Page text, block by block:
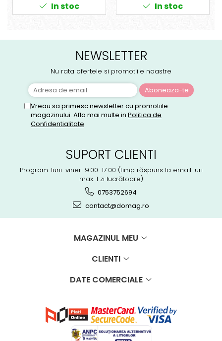
In stoc In stoc
NEWSLETTER
Nu rata ofertele si promotiile noastre
Vreau sa primesc newsletter cu promotiile
magazinului. Afla mai multe in Politica de
Confidentialitate
SUPORT CLIENTI
Program: luni-vineri 9:00-17:00 (timp răspuns la email-uri
max. 1 zi lucrătoare)
0753752694
contact@domag.ro
MAGAZINUL MEU
CLIENTI
DATE COMERCIALE